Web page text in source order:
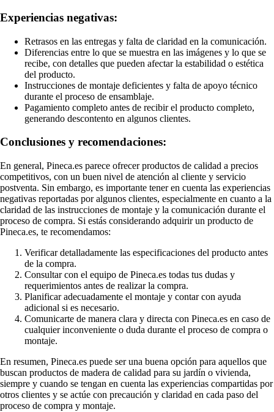
Experiencias negativas:
Retrasos en las entregas y falta de claridad en la comunicación.
Diferencias entre lo que se muestra en las imágenes y lo que se
recibe, con detalles que pueden afectar la estabilidad o estética
del producto.
Instrucciones de montaje deficientes y falta de apoyo técnico
durante el proceso de ensamblaje.
Pagamiento completo antes de recibir el producto completo,
generando descontento en algunos clientes.
Conclusiones y recomendaciones:
En general, Pineca.es parece ofrecer productos de calidad a precios
competitivos, con un buen nivel de atención al cliente y servicio
postventa. Sin embargo, es importante tener en cuenta las experiencias
negativas reportadas por algunos clientes, especialmente en cuanto a la
claridad de las instrucciones de montaje y la comunicación durante el
proceso de compra. Si estás considerando adquirir un producto de
Pineca.es, te recomendamos:
Verificar detalladamente las especificaciones del producto antes
de la compra.
Consultar con el equipo de Pineca.es todas tus dudas y
requerimientos antes de realizar la compra.
Planificar adecuadamente el montaje y contar con ayuda
adicional si es necesario.
Comunicarte de manera clara y directa con Pineca.es en caso de
cualquier inconveniente o duda durante el proceso de compra o
montaje.
En resumen, Pineca.es puede ser una buena opción para aquellos que
buscan productos de madera de calidad para su jardín o vivienda,
siempre y cuando se tengan en cuenta las experiencias compartidas por
otros clientes y se actúe con precaución y claridad en cada paso del
proceso de compra y montaje.